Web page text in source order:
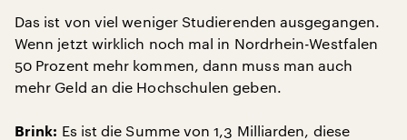
Das ist von viel weniger Studierenden ausgegangen.
Wenn jetzt wirklich noch mal in Nordrhein-Westfalen
50 Prozent mehr kommen, dann muss man auch
mehr Geld an die Hochschulen geben.
Brink: Es ist die Summe von 1,3 Milliarden, diese